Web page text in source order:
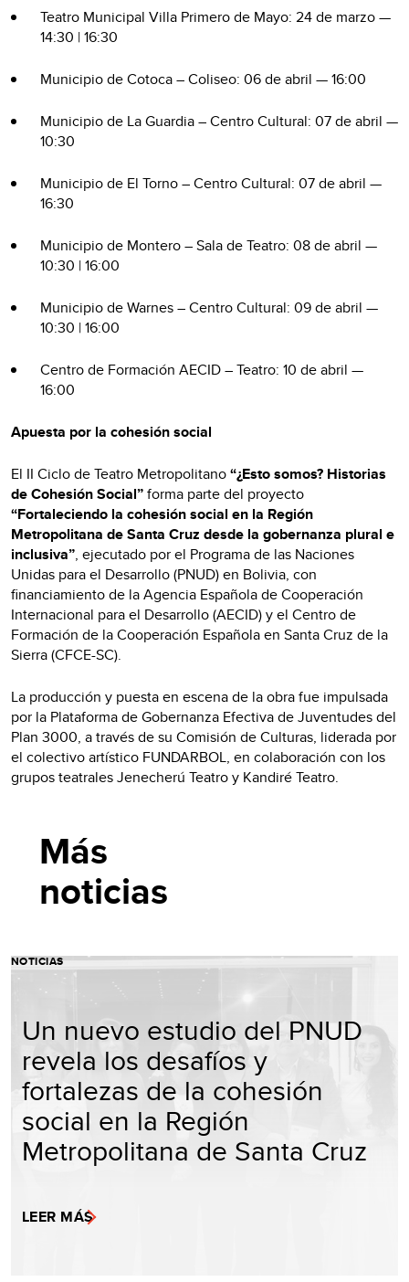
Teatro Municipal Villa Primero de Mayo: 24 de marzo —
14:30 | 16:30
Municipio de Cotoca – Coliseo: 06 de abril — 16:00
Municipio de La Guardia – Centro Cultural: 07 de abril —
10:30
Municipio de El Torno – Centro Cultural: 07 de abril —
16:30
Municipio de Montero – Sala de Teatro: 08 de abril —
10:30 | 16:00
Municipio de Warnes – Centro Cultural: 09 de abril —
10:30 | 16:00
Centro de Formación AECID – Teatro: 10 de abril —
16:00
Apuesta por la cohesión social
El II Ciclo de Teatro Metropolitano“¿Esto somos? Historias
de Cohesión Social”forma parte del proyecto
“Fortaleciendo la cohesión social en la Región
Metropolitana de Santa Cruz desde la gobernanza plural e
inclusiva”, ejecutado por el Programa de las Naciones
Unidas para el Desarrollo (PNUD) en Bolivia, con
financiamiento de la Agencia Española de Cooperación
Internacional para el Desarrollo (AECID) y el Centro de
Formación de la Cooperación Española en Santa Cruz de la
Sierra (CFCE-SC).
La producción y puesta en escena de la obra fue impulsada
por la Plataforma de Gobernanza Efectiva de Juventudes del
Plan 3000, a través de su Comisión de Culturas, liderada por
el colectivo artístico FUNDARBOL, en colaboración con los
grupos teatrales Jenecherú Teatro y Kandiré Teatro.
Más
noticias
NOTICIAS
Un nuevo estudio del PNUD
revela los desafíos y
fortalezas de la cohesión
social en la Región
Metropolitana de Santa Cruz
LEER MÁS